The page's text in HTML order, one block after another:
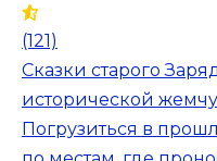
(121)
Сказки старого
исторической
Погрузиться в